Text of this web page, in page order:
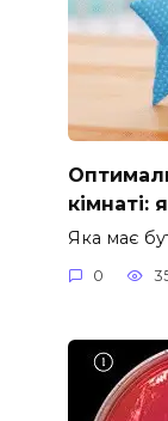
кімнаті:
Яка має
0